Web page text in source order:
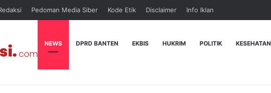
Pedoman Media Siber Kode Etik Disclaimer Info Iklan
NEWS DPRD BANTEN EKBIS HUKRIM POLITIK KESEHATAN